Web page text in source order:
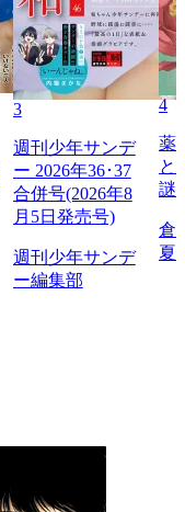
3
週刊少年サンデ
ー 2026年36･37
合併号(2026年8
月5日発売号)
週刊少年サンデ
ー編集部
4
薬
と
謎
倉
夏